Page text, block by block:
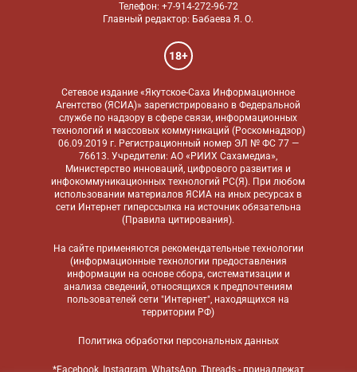
Телефон: +7-914-272-96-72
Главный редактор: Бабаева Я. О.
18+
Сетевое издание «Якутское-Саха Информационное
Агентство (ЯСИА)» зарегистрировано в Федеральной
службе по надзору в сфере связи, информационных
технологий и массовых коммуникаций (Роскомнадзор)
06.09.2019 г. Регистрационный номер ЭЛ № ФС 77 —
76613. Учредители: АО «РИИХ Сахамедиа»,
Министерство инноваций, цифрового развития и
инфокоммуникационных технологий РС(Я). При любом
использовании материалов ЯСИА на иных ресурсах в
сети Интернет гиперссылка на источник обязательна
(Правила цитирования).
На сайте применяются рекомендательные технологии
(информационные технологии предоставления
информации на основе сбора, систематизации и
анализа сведений, относящихся к предпочтениям
пользователей сети "Интернет", находящихся на
территории РФ)
Политика обработки персональных данных
*Facebook, Instagram, WhatsApp, Threads - принадлежат